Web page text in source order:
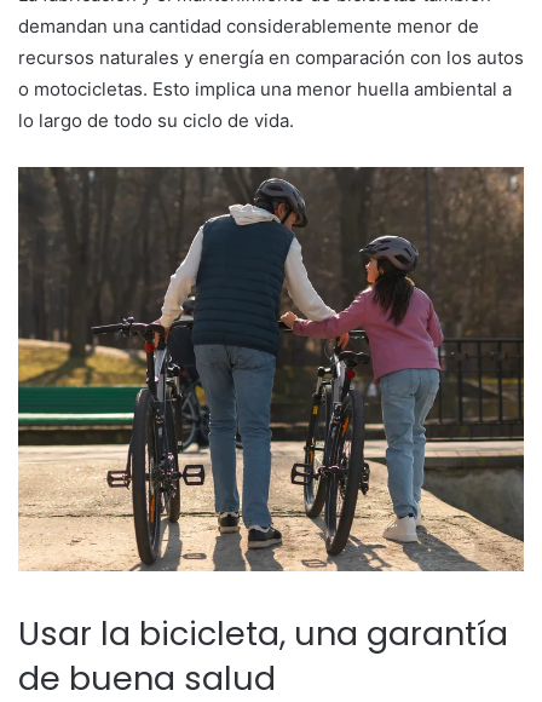
demandan una cantidad considerablemente menor de
recursos naturales y energía en comparación con los autos
o motocicletas. Esto implica una menor huella ambiental a
lo largo de todo su ciclo de vida.
Usar la bicicleta, una garantía
de buena salud